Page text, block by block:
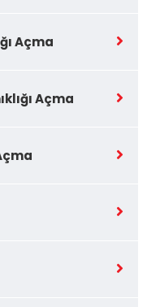
Açma
Açma